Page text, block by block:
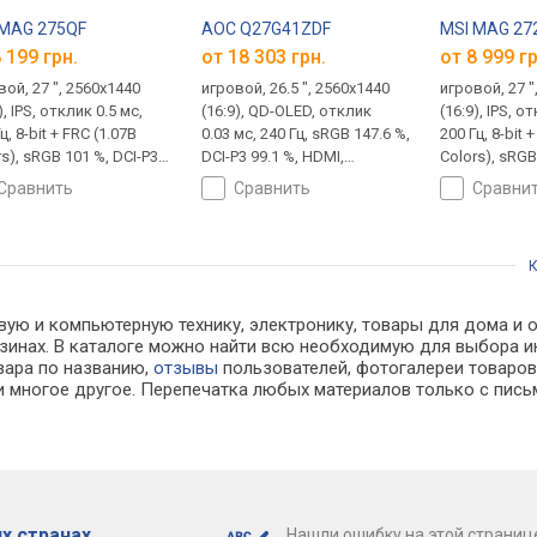
275QF
199 грн.
27 ", 2560x1440
IPS, отклик 0.5 мс,
8-bit + FRC (1.07B
sRGB 101 %, DCI-P3
HDMI, DisplayPort, VESA
Sync, HDR, TÜV
сравнить
AOC Q27G41ZDF
от 18 303 грн.
игровой, 26.5 ", 2560x1440
(16:9), QD-OLED, отклик
0.03 мс, 240 Гц, sRGB 147.6 %,
DCI-P3 99.1 %, HDMI,
DisplayPort, NVIDIA G-Sync
Compatible, VESA Adaptive-
сравнить
MSI MAG
от 8 999
игровой, 27
(16:9), IPS,
200 Гц, 8-bit +
Colors), sRGB
92.8 %, HDMI,
AMD
TÜV
и компьютерную технику, электронику, товары для дома
В каталоге можно найти всю необходимую для
по названию,отзывы пользователей, фотогалереи
многое другое. Перепечатка любых материалов только с